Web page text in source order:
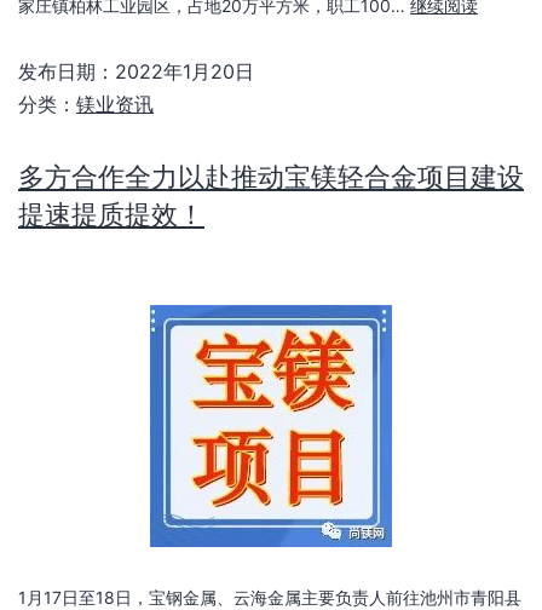
家庄镇柏林工业园区，占地20万平方米，职工100… 继续阅读
发布日期： 2022年1月20日
分类： 镁业资讯
多方合作全力以赴推动宝镁轻合金项目建设
提速提质提效！
1月17日至18日，宝钢金属、云海金属主要负责人前往池州市青阳县